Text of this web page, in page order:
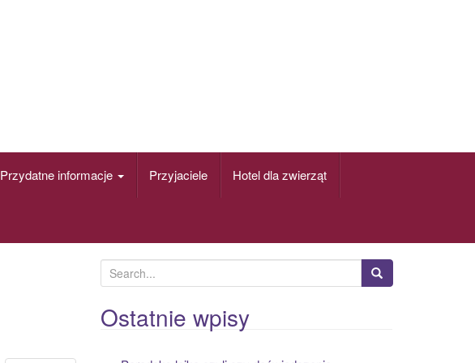
Przydatne informacje Przyjaciele Hotel dla zwierząt
e
a
r
Ostatnie wpisy